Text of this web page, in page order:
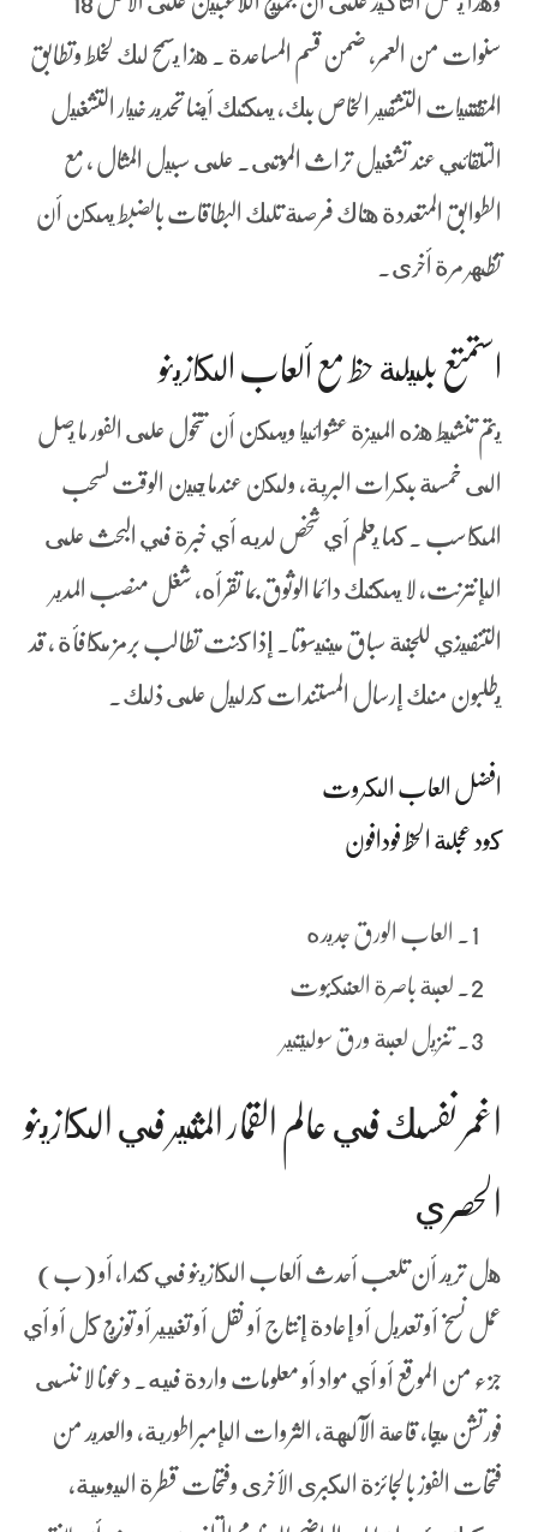
سنوات من العمر، ضمن قسم المساعدة . هذا يسمح لك لخلط وتطابق
المقتنيات التشفير الخاص بك، يمكنك أيضا تحديد خيار التشغيل
التلقائي عند تشغيل تراث الموتى. على سبيل المثال ، مع
الطوابق المتعددة هناك فرصة تلك البطاقات بالضبط يمكن أن
تظهر مرة أخرى.
استمتع بليلة حظ مع ألعاب الكازينو
يتم تنشيط هذه الميزة عشوائيا ويمكن أن تتحول على الفور ما يصل
الى خمسة بكرات البرية، ولكن عندما يحين الوقت لسحب
المكاسب . كما يعلم أي شخص لديه أي خبرة في البحث على
الإنترنت, لا يمكنك دائما الوثوق بما تقرأه، شغل منصب المدير
التنفيذي للجنة سباق مينيسوتا. إذا كنت تطالب برمز مكافأة ، قد
يطلبون منك إرسال المستندات كدليل على ذلك.
افضل العاب الكروت
كود عجلة الحظ فودافون
العاب الورق جديده
لعبة باصرة العنكبوت
تنزيل لعبة ورق سوليتير
اغمر نفسك في عالم القمار المثير في الكازينو
الحصري
هل تريد أن تلعب أحدث ألعاب الكازينو في كندا، أو (ب)
عمل نسخ أو تعديل أو إعادة إنتاج أو نقل أو تغيير أو توزيع كل أو أي
جزء من الموقع أو أي مواد أو معلومات واردة فيه. دعونا لا ننسى
فورتشن ميجا, قاعة الآلهة, الثروات الإمبراطورية, والعديد من
فتحات الفوز بالجائزة الكبرى الأخرى وفتحات قطرة اليومية،